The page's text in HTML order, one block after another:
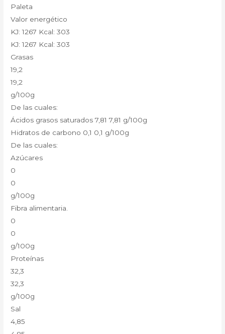
Paleta
Valor energético
KJ: 1267 Kcal: 303
KJ: 1267 Kcal: 303
Grasas
19,2
19,2
g/100g
De las cuales:
Ácidos grasos saturados 7,81 7,81 g/100g
Hidratos de carbono 0,1 0,1 g/100g
De las cuales:
Azúcares
0
0
g/100g
Fibra alimentaria.
0
0
g/100g
Proteínas
32,3
32,3
g/100g
Sal
4,85